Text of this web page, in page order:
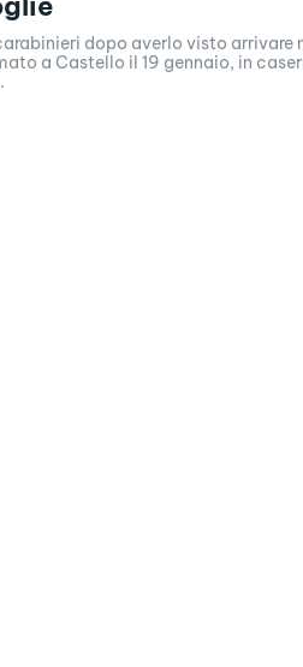
dopo averlo visto arrivare
a Castello il 19 gennaio, in